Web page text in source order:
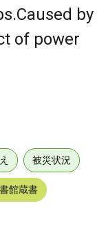
by
of power
被災状況
館蔵書